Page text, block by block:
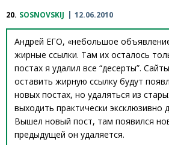
20. SOSNOVSKIJ 12.06.2010
Андрей ЕГО, «небольшое
жирные ссылки. Там их осталось
постах я удалил все “десерты”.
оставить жирную ссылку будут
новых постах, но удаляться из
выходить практически эксклюзивно
Вышел новый пост, там появился
предыдущей он удаляется.